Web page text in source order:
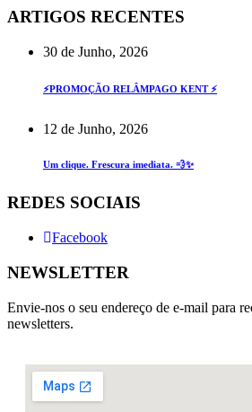
ARTIGOS RECENTES
30 de Junho, 2026
⚡PROMOÇÃO RELÂMPAGO KENT ⚡
12 de Junho, 2026
Um clique. Frescura imediata. 💨✨
REDES SOCIAIS
Facebook
NEWSLETTER
Envie-nos o seu endereço de e-mail para
newsletters.